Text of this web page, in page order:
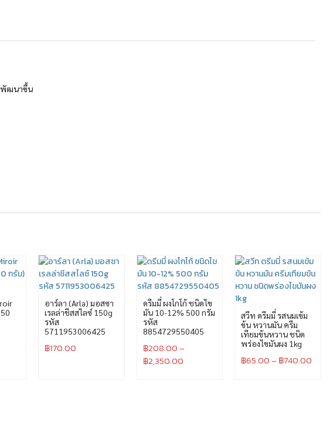
พัฒนาขึ้น
อาร์ลา (Arla) มอสซา
เรลล่าชีสสไลซ์ 150g
รหัส
5711953006425
฿170.00
ดรีมมี่ ผงโกโก้ ชนิดไข
มัน 10-12% 500 กรัม
รหัส
8854729550405
฿208.00–
฿2,350.00
สวีท ดรีมมี่ รสนมเข้ม
ข้น หวานมัน ครีม
เทียมข้นหวาน ชนิด
พร่องไขมันผง 1kg
฿65.00– ฿740.00